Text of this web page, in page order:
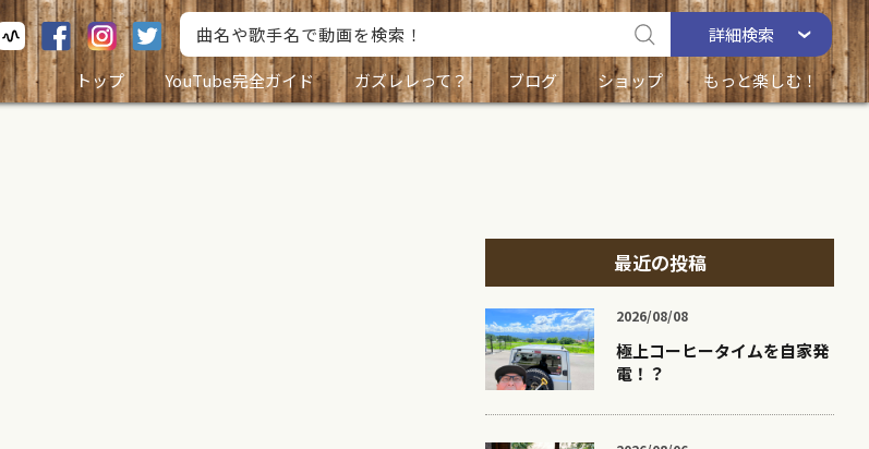
詳細検索
トップ
YouTube完全ガイド ガズレレって？ ブログ ショップ もっと楽しむ！
最近の投稿
2026/08/08
極上コーヒータイムを自家発
電！？